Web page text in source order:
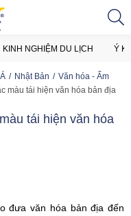
KINH NGHIỆM DU LỊCH Ý
Nhật Bản
Văn hóa - Ẩm
màu tái hiện văn hóa bản địa
tái hiện văn hóa
đưa văn hóa bản địa đến